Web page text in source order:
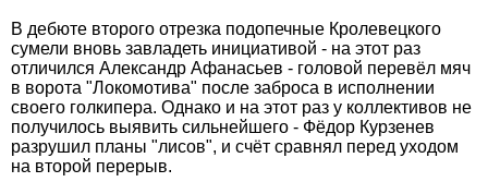
В дебюте второго отрезка подопечные Кролевецкого
сумели вновь завладеть инициативой - на этот раз
отличился Александр Афанасьев - головой перевёл мяч
в ворота "Локомотива" после заброса в исполнении
своего голкипера. Однако и на этот раз у коллективов не
получилось выявить сильнейшего - Фёдор Курзенев
разрушил планы "лисов", и счёт сравнял перед уходом
на второй перерыв.